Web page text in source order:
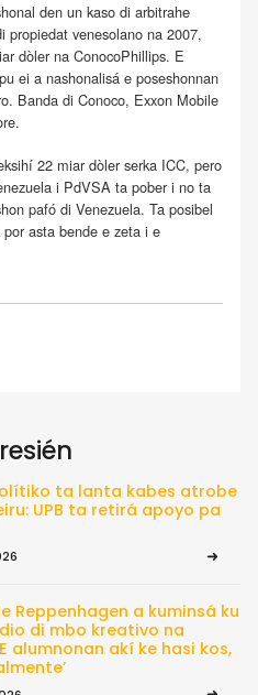
den un kaso di arbitrahe
propiedat venesolano na 2007,
dòler na ConocoPhillips. E
ei a nashonalisá e poseshonnan
Banda di Conoco, Exxon Mobile
22 miar dòler serka ICC, pero
i PdVSA ta pober i no ta
pafó di Venezuela. Ta posibel
asta bende e zeta i e
ta lanta kabes atrobe
UPB ta retirá apoyo pa
Reppenhagen a kuminsá ku
di mbo kreativo na
alumnonan akí ke hasi kos,